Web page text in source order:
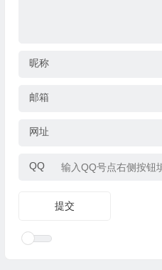
昵称
邮箱
网址
QQ